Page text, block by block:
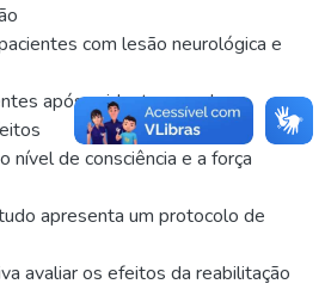
com lesão neurológica e
após acidente vascular
nível de consciência e a força
apresenta um protocolo de
avaliar os efeitos da reabilitação